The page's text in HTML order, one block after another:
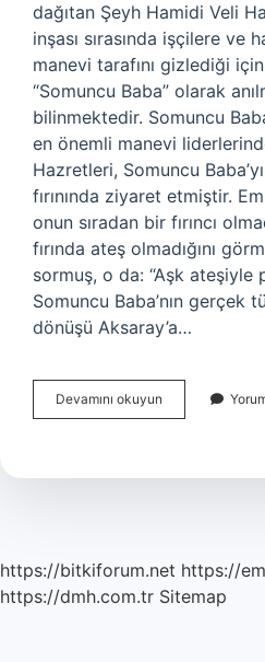
dağıtan Şeyh Hamidi Veli
inşası sırasında işçilere ve
manevi tarafını gizlediği
“Somuncu Baba” olarak
bilinmektedir. Somuncu
en önemli manevi
Hazretleri, Somuncu
fırınında ziyaret etmiştir.
onun sıradan bir fırıncı
fırında ateş olmadığını
sormuş, o da: “Aşk ateşiyle
Somuncu Baba’nın gerçek
dönüşü Aksaray’a…
Devamını okuyun Somuncu
Baba
Döneminde
https://bitkiforum.net https://
https://dmh.com.tr Sitemap